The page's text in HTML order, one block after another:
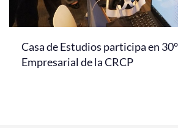
Casa de Estudios participa en
Empresarial de la CRCP